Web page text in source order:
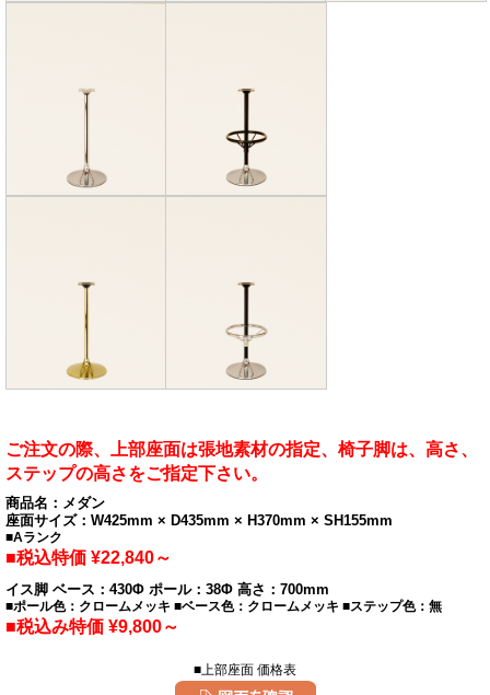
ご注文の際、上部座面は張地素材の指定、椅子脚は、高さ、
ステップの高さをご指定下さい。
商品名：メダン
座面サイズ：W425mm × D435mm × H370mm × SH155mm
■Aランク
■税込特価 ¥22,840～
イス脚 ベース：430Φ ポール：38Φ 高さ：700mm
■ポール色：クロームメッキ ■ベース色：クロームメッキ ■ステップ色：無
■税込み特価 ¥9,800～
■上部座面 価格表